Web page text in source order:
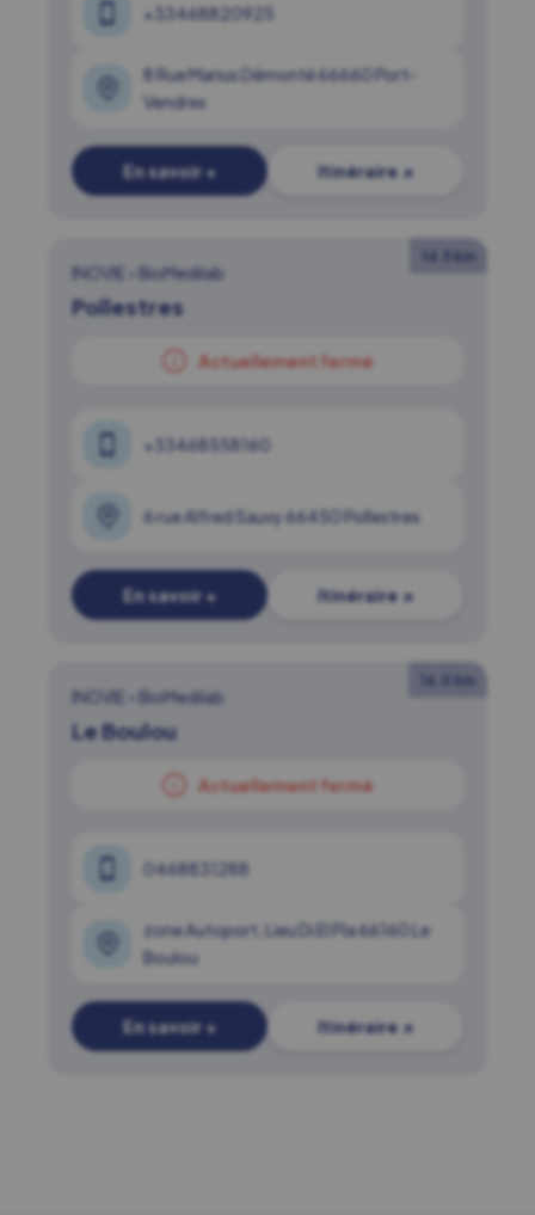
+33468820925
8 Rue Marius Démonté 66660 Port-
Vendres
En savoir + Itinéraire ↗
14.5 km
INOVIE • BioMedilab
Pollestres
Actuellement fermé
+33468558160
6 rue Alfred Sauvy 66450 Pollestres
En savoir + Itinéraire ↗
16.0 km
INOVIE • BioMedilab
Le Boulou
Actuellement fermé
0468831288
zone Autoport, Lieu Di El Pla 66160 Le
Boulou
En savoir + Itinéraire ↗